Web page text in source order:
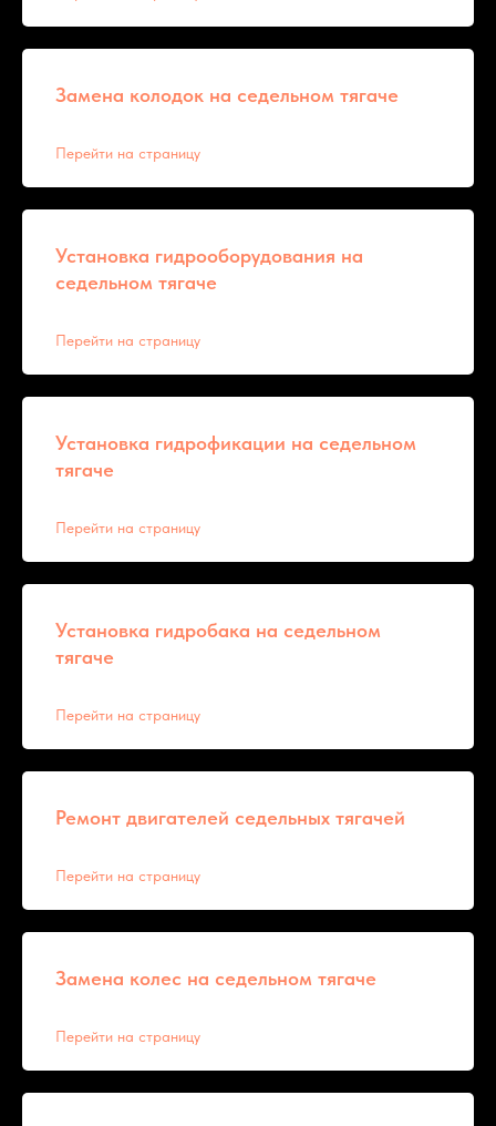
Замена колодок на седельном тягаче
Перейти на страницу
Установка гидрооборудования на
седельном тягаче
Перейти на страницу
Установка гидрофикации на седельном
тягаче
Перейти на страницу
Установка гидробака на седельном
тягаче
Перейти на страницу
Ремонт двигателей седельных тягачей
Перейти на страницу
Замена колес на седельном тягаче
Перейти на страницу